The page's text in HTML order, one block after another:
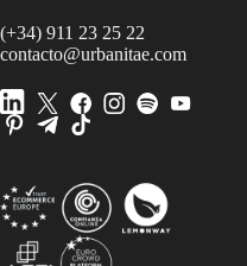
(+34) 911 23 25 22
contacto@urbanitae.com